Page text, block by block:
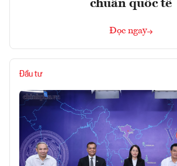
chuẩn quốc tế
Đọc ngay
Đầu tư